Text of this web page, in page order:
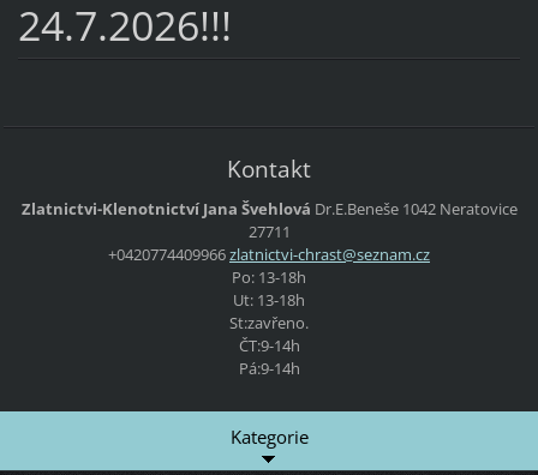
24.7.2026!!!
Kontakt
Zlatnictvi-Klenotnictví Jana Švehlová Dr.E.Beneše 1042 Neratovice
27711
+0420774409966zlatnictvi-chrast@seznam.cz
Po: 13-18h
Ut: 13-18h
St:zavřeno.
ČT:9-14h
Pá:9-14h
Kategorie